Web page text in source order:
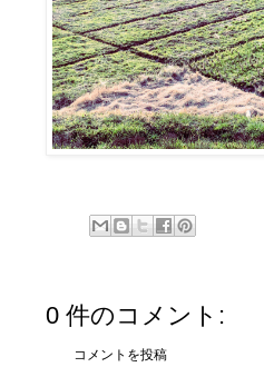
0 件のコメント:
コメントを投稿